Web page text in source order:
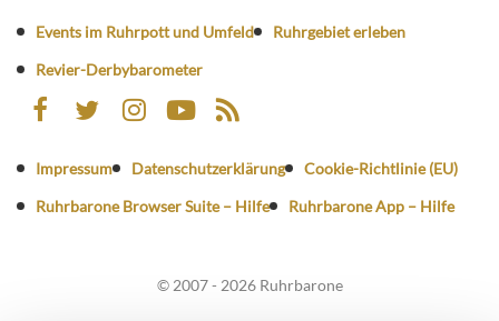
Events im Ruhrpott und Umfeld
Ruhrgebiet erleben
Revier-Derbybarometer
Impressum Datenschutzerklärung
Cookie-Richtlinie (EU)
Ruhrbarone Browser Suite – Hilfe
Ruhrbarone App – Hilfe
© 2007 - 2026 Ruhrbarone